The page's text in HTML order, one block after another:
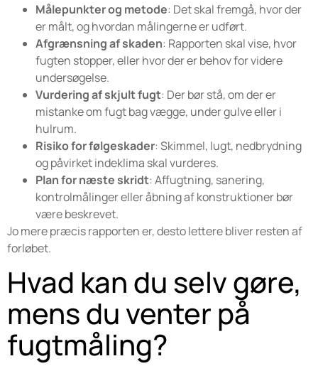
Målepunkter og metode: Det skal fremgå, hvor der
er målt, og hvordan målingerne er udført.
Afgrænsning af skaden: Rapporten skal vise, hvor
fugten stopper, eller hvor der er behov for videre
undersøgelse.
Vurdering af skjult fugt: Der bør stå, om der er
mistanke om fugt bag vægge, under gulve eller i
hulrum.
Risiko for følgeskader: Skimmel, lugt, nedbrydning
og påvirket indeklima skal vurderes.
Plan for næste skridt: Affugtning, sanering,
kontrolmålinger eller åbning af konstruktioner bør
være beskrevet.
Jo mere præcis rapporten er, desto lettere bliver resten af
forløbet.
Hvad kan du selv gøre,
mens du venter på
fugtmåling?